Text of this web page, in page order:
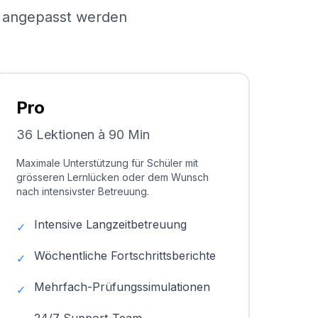
werden
Pro
36 Lektionen à 90 Min
Maximale Unterstützung für Schüler mit
grösseren Lernlücken oder dem Wunsch
nach intensivster Betreuung.
✓ Intensive Langzeitbetreuung
✓ Wöchentliche Fortschrittsberichte
✓ Mehrfach-Prüfungssimulationen